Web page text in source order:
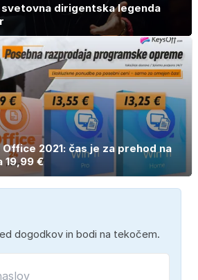
svetovna dirigentska legenda
2021: čas je za prehod na
19,99 €
dogodkov in bodi na tekočem.